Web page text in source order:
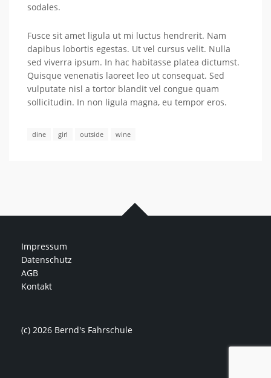
sodales.
Fusce sit amet ligula ut mi luctus hendrerit. Nam
dapibus lobortis egestas. Ut vel cursus velit. Nulla
sed viverra ipsum. In hac habitasse platea dictumst.
Quisque venenatis laoreet leo ut consequat. Sed
vulputate nisl a tortor blandit vel congue quam
sollicitudin. In non ligula magna, eu tempor eros.
dine girl outside wine
Impressum
Datenschutz
AGB
Kontakt
(c) 2026 Bernd's Fahrschule